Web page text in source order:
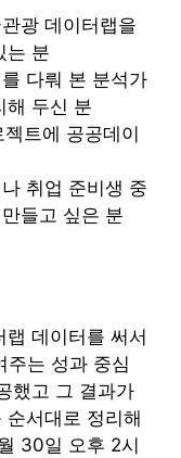
광 데이터랩을
는 분
다뤄 본 분석가
해 두신 분
트에 공공데이
취업 준비생 중
들고 싶은 분
데이터를 써서
주는 성과 중심
했고 그 결과가
서대로 정리해
30일 오후 2시